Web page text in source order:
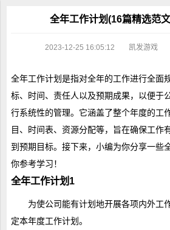
全年工作计划(16篇精选范
2023-12-25 16:05:12 凯发游戏
全年工作计划是指对全年的工作进行全面
标、时间、责任人以及预期成果，以便于
行系统性的管理。它涵盖了整个年度的工
目、时间表、资源分配等，旨在确保工作
到预期目标。接下来，小编为你分享一些
你参考学习！
全年工作计划1
为使公司能有计划地开展各项内外工
定本年度工作计划。